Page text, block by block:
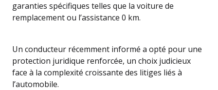
garanties spécifiques telles que la voiture de
remplacement ou l’assistance 0 km.
Un conducteur récemment informé a opté pour une
protection juridique renforcée, un choix judicieux
face à la complexité croissante des litiges liés à
l’automobile.